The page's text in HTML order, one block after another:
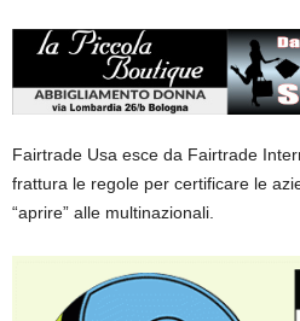
Fairtrade Usa esce da Fairtrade
frattura le regole per certificare le
“aprire” alle multinazionali.